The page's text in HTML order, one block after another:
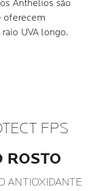
Anthelios são
oferecem
UVA longo.
FPS
ROSTO
ANTIOXIDANTE